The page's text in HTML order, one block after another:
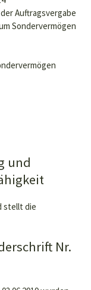
Auftragsvergabe
Sondervermögen
und
stellt die
Nr.